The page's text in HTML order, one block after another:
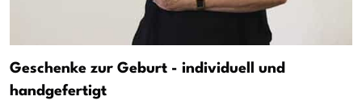
Geschenke zur Geburt - individuell und
handgefertigt